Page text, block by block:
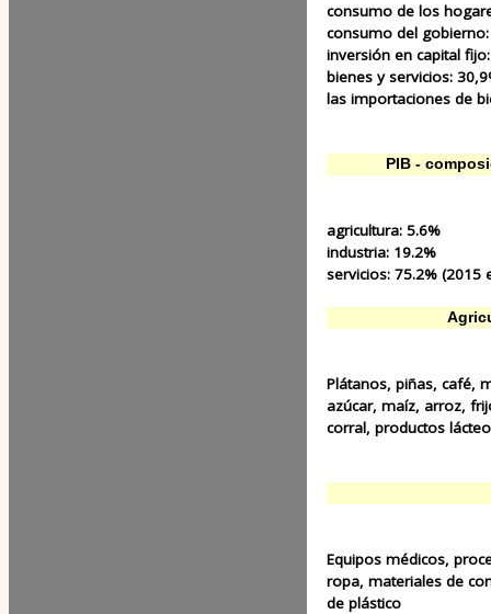
consumo de los
consumo del
inversión en capital
bienes y servicios:
las importaciones de
PIB -
agricultura: 5.6%
industria: 19.2%
servicios: 75.2% (2015
Plátanos, piñas, café,
azúcar, maíz, arroz,
corral, productos
Equipos médicos,
ropa, materiales de
de plástico